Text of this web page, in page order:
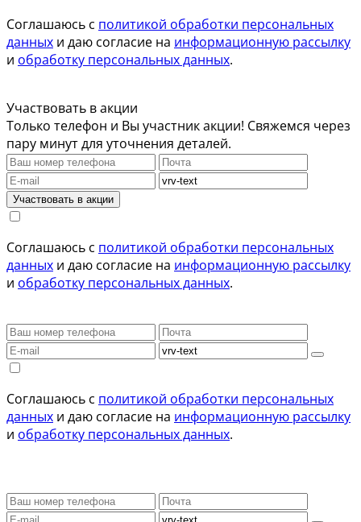
Соглашаюсь с политикой обработки персональных
данных и даю согласие на информационную рассылку
и обработку персональных данных.
Участвовать в акции
Только телефон и Вы участник акции! Свяжемся через
пару минут для уточнения деталей.
Участвовать в акции
Соглашаюсь с политикой обработки персональных
данных и даю согласие на информационную рассылку
и обработку персональных данных.
Соглашаюсь с политикой обработки персональных
данных и даю согласие на информационную рассылку
и обработку персональных данных.